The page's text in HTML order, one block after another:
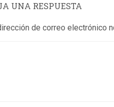
UNA RESPUESTA
de correo electrónico